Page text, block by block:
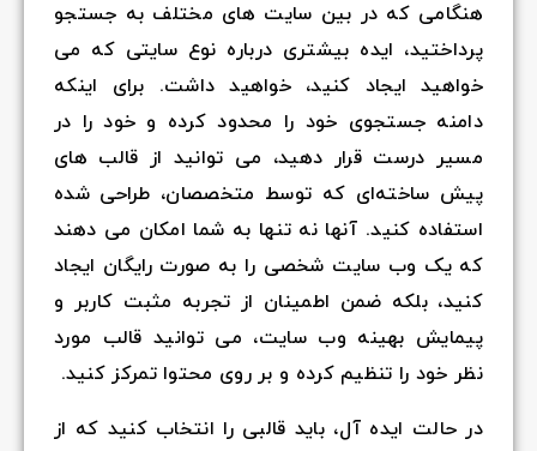
هنگامی که در بین سایت های مختلف به جستجو
پرداختید، ایده بیشتری درباره نوع سایتی که می
خواهید ایجاد کنید، خواهید داشت. برای اینکه
دامنه جستجوی خود را محدود کرده و خود را در
مسیر درست قرار دهید، می توانید از قالب های
پیش ساخته‌ای که توسط متخصصان، طراحی شده
استفاده کنید. آنها نه تنها به شما امکان می دهند
که یک وب سایت شخصی را به صورت رایگان ایجاد
کنید، بلکه ضمن اطمینان از تجربه مثبت کاربر و
پیمایش بهینه وب سایت، می توانید قالب مورد
نظر خود را تنظیم کرده و بر روی محتوا تمرکز کنید.
در حالت ایده آل، باید قالبی را انتخاب کنید که از